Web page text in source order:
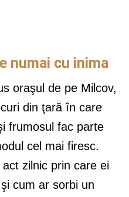
numai cu inima
oraşul de pe Milcov,
din ţară în care
frumosul fac parte
cel mai firesc.
zilnic prin care ei
cum ar sorbi un